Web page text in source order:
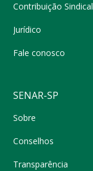
Contribuição Sindical
Jurídico
Fale conosco
SENAR-SP
Sobre
Conselhos
Transparência